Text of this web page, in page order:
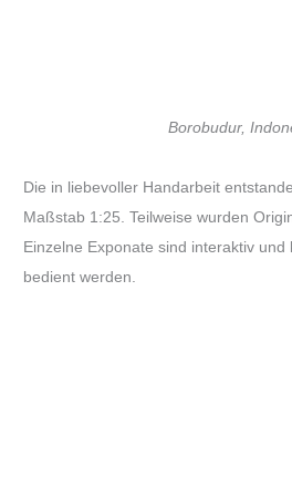
Borobudur,
Die in liebevoller Handarbeit
Maßstab 1:25. Teilweise wurden
Einzelne Exponate sind interaktiv
bedient werden.